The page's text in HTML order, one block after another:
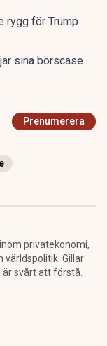
rygg för Trump
sina börscase
Prenumerera
privatekonomi,
världspolitik. Gillar
svårt att förstå.